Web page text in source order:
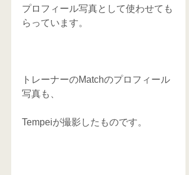
プロフィール写真として使わせても
らっています。
トレーナーのMatchのプロフィール
写真も、
Tempeiが撮影したものです。